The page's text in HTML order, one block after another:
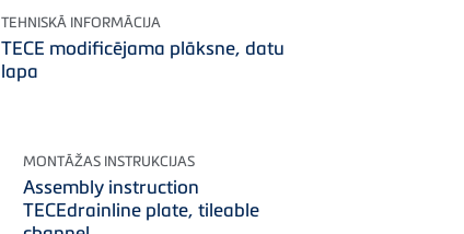
TEHNISKĀ INFORMĀCIJA
TECE modificējama plāksne, datu
lapa
MONTĀŽAS INSTRUKCIJAS
Assembly instruction
TECEdrainline plate, tileable